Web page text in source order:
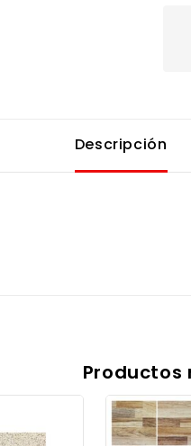
Descripción
Productos